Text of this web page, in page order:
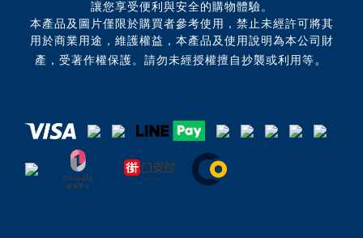
讓您享受便利與安全的購物體驗。
本產品及圖片僅限於購買者參考使用，禁止未經許可將其
用於商業用途，維護權益，本產品及使用說明為本公司財
產，受著作權保護。請勿未經授權擅自抄襲或利用等。